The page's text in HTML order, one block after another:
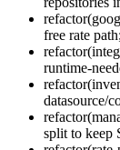
free rate
runtime-
datasource/
split to keep